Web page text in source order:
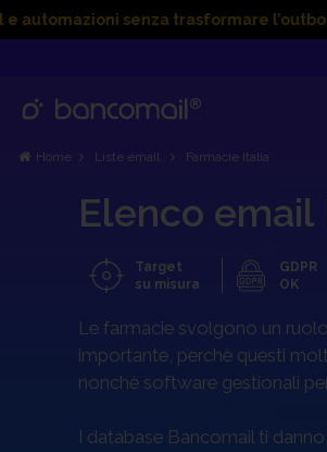
senza trasformare l’outbound in
Home Liste email Farmacie Italia
Elenco
Target
su misura
GDPR
OK
Le farmacie svolgono un
importante, perchè questi
nonchè software gestionali
I database Bancomail ti